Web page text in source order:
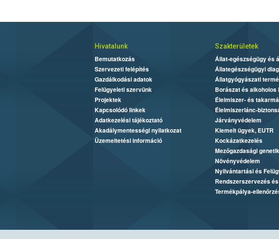
Hivatalunk
Bemutatkozás
Szervezeti felépítés
Gazdálkodási adatok
Felügyeleti szervünk
Projektek
Kapcsolódó linkek
Adatkezelési tájékoztató
Akadálymentességi nyilatkozat
Üzemeltetési információ
Szakterületek
Állat-egészségügy és
Állategészségügyi
Állatgyógyászati
Borászat és alkoholos
Élelmiszer- és
Élelmiszerlánc-
Járványvédelem
Kiemelt ügyek, EUTR
Kockázatkezelés
Mezőgazdasági
Növényvédelem
Nyilvántartási és
Rendszerszervezés
Termékpálya-